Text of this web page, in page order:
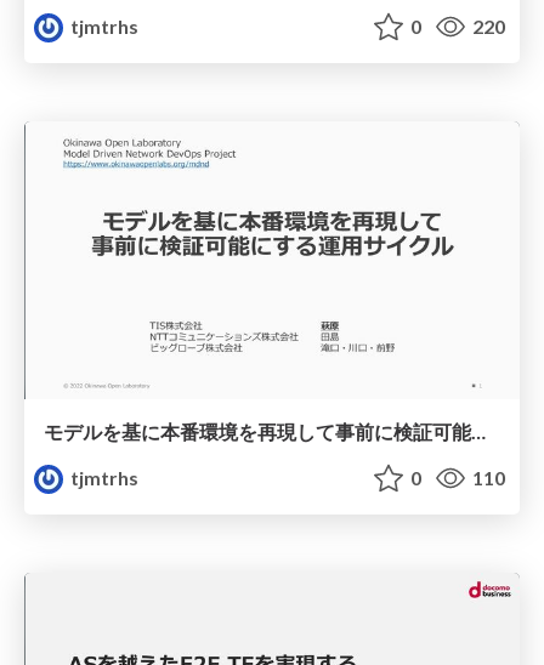
tjmtrhs
0 220
モデルを基に本番環境を再現して事前に検証可能にする運用サイクル
tjmtrhs
0 110